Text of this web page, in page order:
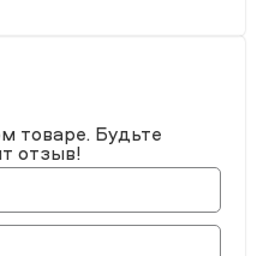
товаре. Будьте
отзыв!